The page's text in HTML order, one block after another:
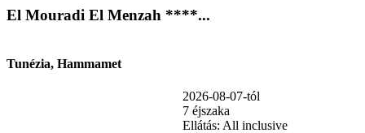
El Mouradi El Menzah ****...
Tunézia, Hammamet
2026-08-07-tól
7 éjszaka
Ellátás: All inclusive